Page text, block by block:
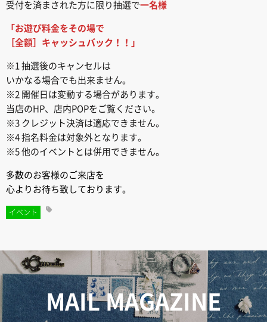
受付を済まされた方に限り抽選で一名様
「お遊び料金をその場で
［全額］キャッシュバック！！」
※1 抽選後のキャンセルは
いかなる場合でも出来ません。
※2 開催日は変動する場合があります。
当店のHP、店内POPをご覧ください。
※3 クレジット決済は適応できません。
※4 指名料金は対象外となります。
※5 他のイベントとは併用できません。
多数のお客様のご来店を
心よりお待ち致しております。
イベント
MAIL MAGAZINE